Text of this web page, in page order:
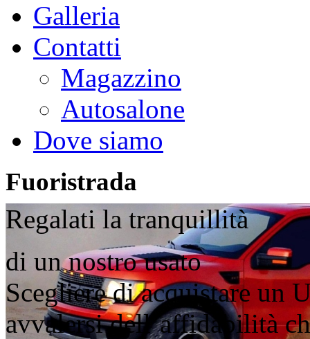
Galleria
Contatti
Magazzino
Autosalone
Dove siamo
Fuoristrada
Regalati la tranquillità
di un nostro usato
Scegliere di acquistare un
avvalersi dell’affidabilità